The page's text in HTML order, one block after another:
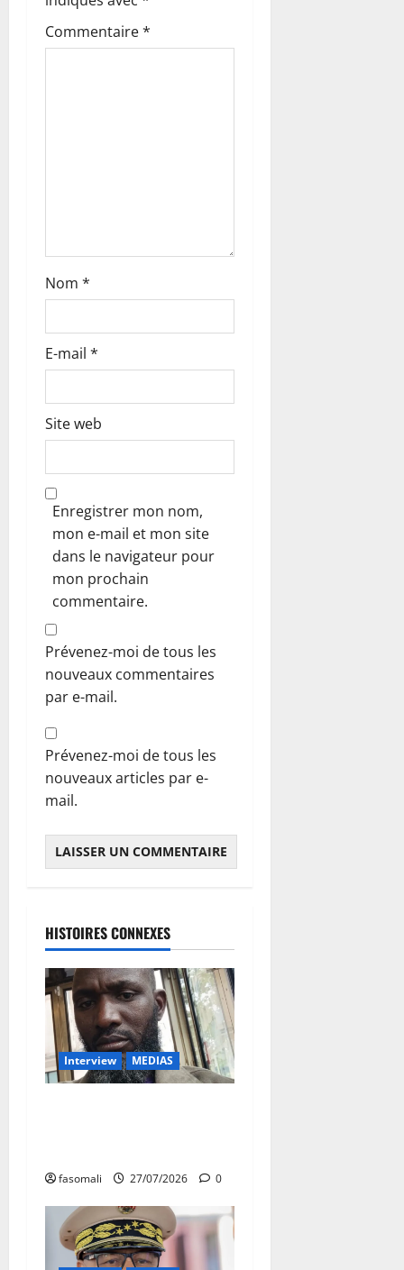
r
t
Commentaire*
Nom *
E-mail *
Site web
Enregistrer mon nom,
mon e-mail et mon site
dans le navigateur pour
mon prochain
commentaire.
Prévenez-moi de tous les
nouveaux commentaires
par e-mail.
Prévenez-moi de tous les
nouveaux articles par e-
mail.
HISTOIRES CONNEXES
Interview MEDIAS
fasomali 27/07/2026 0